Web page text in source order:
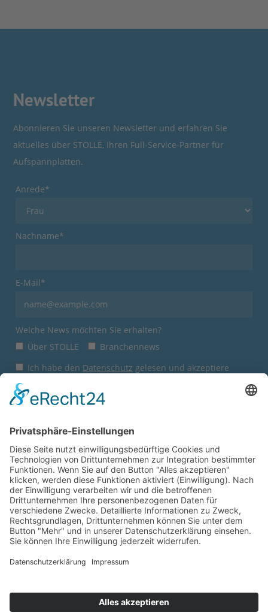
Newsletter
Abonnieren Sie unseren Newsletter und erfahren Sie
aktuelles über STOLLE, Ihren Full-Service-Partner für
Aufspannplatten.
Anrede*
Nachname*
E-Mail*
Welche News möchten Sie erhalten?
Über STOLLE
Branchennews
Ich habe den Datenschutz gelesen und akzeptiere
diesen.
Sie sind hier: Startseite
Express-Shop
Anfrage Direktverkauf
© 2026Wilhelm Stolle GmbH
Impressum
AGB Datenschutz
Wie gefällt Ihnen unsere
Geben Sie uns jetzt ein Feedback.